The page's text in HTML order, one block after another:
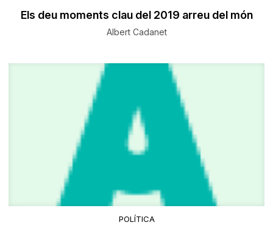
Els deu moments clau del 2019 arreu del món
Albert Cadanet
POLÍTICA